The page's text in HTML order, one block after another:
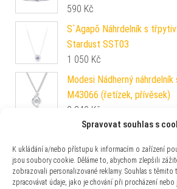
Spravovat souhlas s
K ukládání a/nebo přístupu k informacím o zařízení
jsou soubory cookie. Děláme to, abychom zlepšili
zobrazovali personalizované reklamy. Souhlas s
zpracovávat údaje, jako je chování při procházení
590 Kč
S`Agapõ Náhrdelník s
Stardust SST03
1 050 Kč
Modesi Nádherný
M43066 (řetízek, přívěsek)
2 240 Kč
Troli Pánský černý ocelový
459Kč
Brosway Třpytivé ocelové